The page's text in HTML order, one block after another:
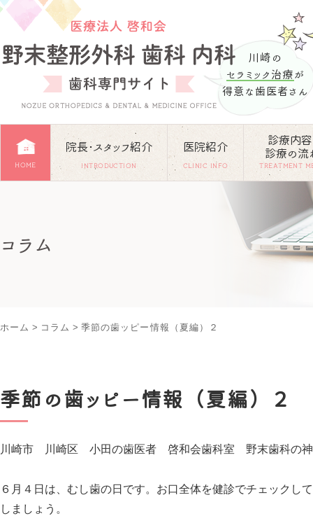
川崎の
セラミック治療 が
得意な歯医者さん
HOME
院長･スタッフ紹介
INTRODUCTION
医院紹介
CLINIC INFO
診療内
診療の流
TREATMENT
コラム
ホーム > コラム >季節の歯ッピー情報（夏編）２
季節の歯ッピー情報（夏編）２
川崎市 川崎区 小田の歯医者 啓和会歯科室 野末歯科の神
６月４日は、むし歯の日です。お口全体を健診でチェックし
しましょう。